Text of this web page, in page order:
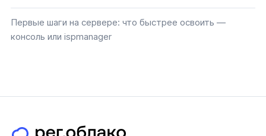
Первые шаги на сервере: что быстрее освоить —
консоль или ispmanager